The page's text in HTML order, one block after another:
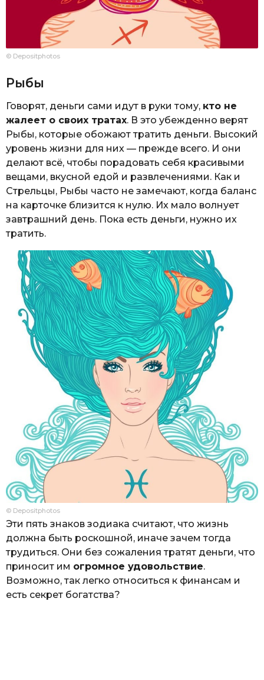
© Depositphotos
Рыбы
Говорят, деньги сами идут в руки тому, кто не
жалеет о своих тратах. В это убежденно верят
Рыбы, которые обожают тратить деньги. Высокий
уровень жизни для них — прежде всего. И они
делают всё, чтобы порадовать себя красивыми
вещами, вкусной едой и развлечениями. Как и
Стрельцы, Рыбы часто не замечают, когда баланс
на карточке близится к нулю. Их мало волнует
завтрашний день. Пока есть деньги, нужно их
тратить.
© Depositphotos
Эти пять знаков зодиака считают, что жизнь
должна быть роскошной, иначе зачем тогда
трудиться. Они без сожаления тратят деньги, что
приносит им огромное удовольствие.
Возможно, так легко относиться к финансам и
есть секрет богатства?